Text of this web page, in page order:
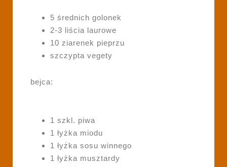
5 średnich golonek
2-3 liścia laurowe
10 ziarenek pieprzu
szczypta vegety
bejca:
1 szkl. piwa
1 łyżka miodu
1 łyżka sosu winnego
1 łyżka musztardy